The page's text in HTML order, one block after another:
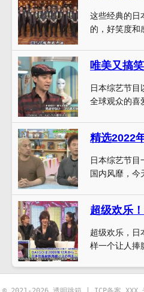
这些经典的日
的，好笑度和
日本综艺节目
全球观众的喜
日本综艺节目
国内风靡，今
超级欢乐，日
样一个让人捧